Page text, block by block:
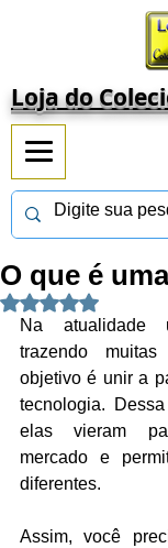
Loja do
O que é
Avaliado com
Na atualidade
trazendo
objetivo é unir a
tecnologia.
elas vieram
mercado e
diferentes.
Assim, você